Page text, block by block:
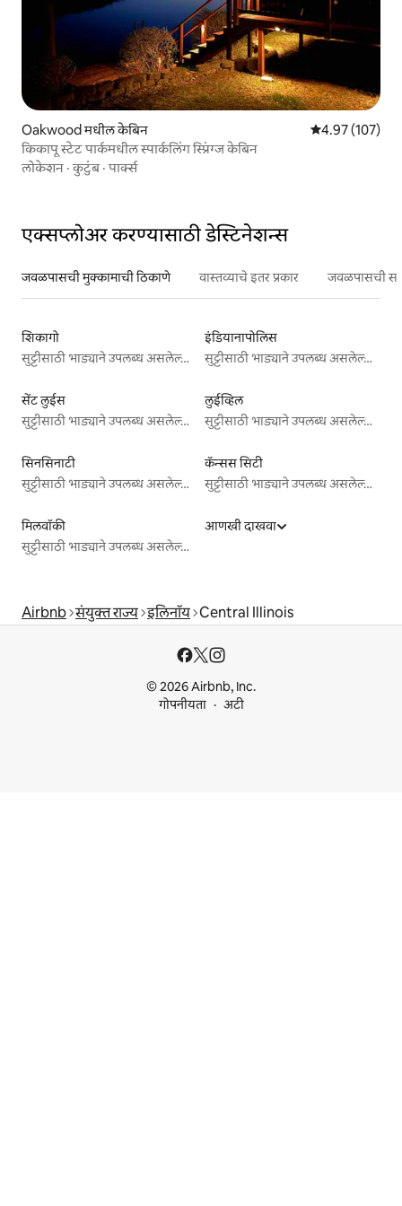
Oakwood मधील केबिन 5 पैकी 4.97
4.97 (107)
किकापू स्टेट पार्कमधील स्पार्कलिंग स्प्रिंग्ज केबिन
लोकेशन ·कुटुंब·पार्क्स
एक्सप्लोअर करण्यासाठी डेस्टिनेशन्स
जवळपासची मुक्कामाची ठिकाणे वास्तव्याचे इतर प्रकार जवळपासची
शिकागो
सुट्टीसाठी भाड्याने उपलब्ध असलेल्या जागा
इंडियानापोलिस
सुट्टीसाठी भाड्याने उपलब्ध असलेल्या जागा
सेंट लुईस
सुट्टीसाठी भाड्याने उपलब्ध असलेल्या जागा
लुईव्हिल
सुट्टीसाठी भाड्याने उपलब्ध असलेल्या जागा
सिनसिनाटी
सुट्टीसाठी भाड्याने उपलब्ध असलेल्या जागा
कॅन्सस सिटी
सुट्टीसाठी भाड्याने उपलब्ध असलेल्या जागा
मिलवॉकी
सुट्टीसाठी भाड्याने उपलब्ध असलेल्या जागा
आणखी दाखवा
Airbnb संयुक्त राज्य इलिनॉय Central Illinois
© 2026 Airbnb, Inc.
गोपनीयता
अटी